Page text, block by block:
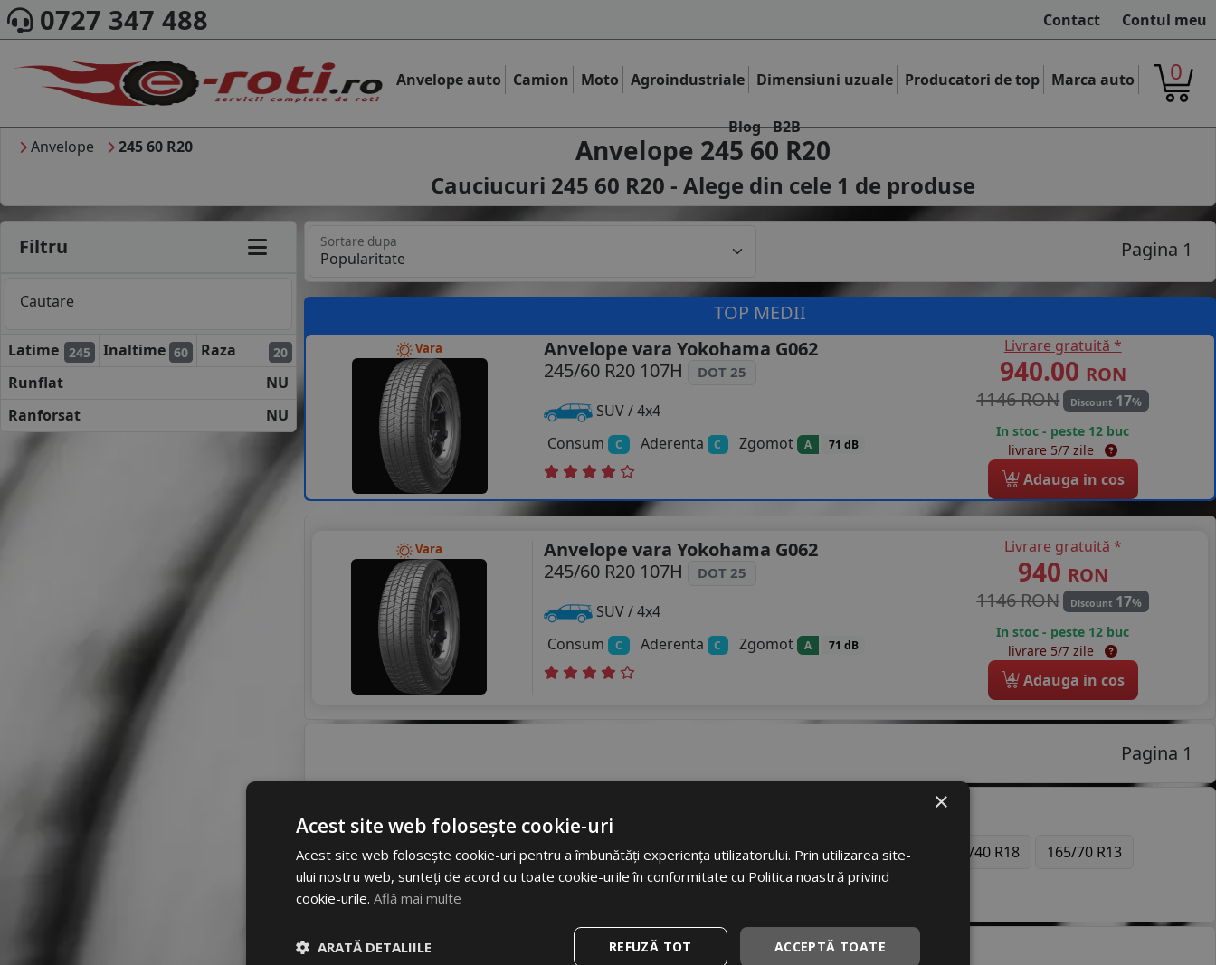
0727 347 488 Contact Contul meu
Anvelope auto Camion Moto Agroindustriale Dimensiuni uzuale Producatori de top Marca auto
Blog B2B
0
Anvelope 245 60 R20 Anvelope 245 60 R20
Cauciucuri 245 60 R20 - Alege din cele 1 de produse
Filtru
Cautare
Latime 245 Inaltime 60 Raza 20
Runflat
NU
Ranforsat
NU
Sortare dupa Pagina 1
TOP MEDII
Vara
Anvelope vara Yokohama G062
245/60 R20 107H
DOT 25
SUV / 4x4
Consum
C Aderenta C Zgomot A 71 dB
Livrare gratuită *
940.00 RON
1146 RON
Discount 17%
In stoc - peste 12 buc
livrare 5/7 zile
4 Adauga in cos
Vara
Anvelope vara Yokohama G062
245/60 R20 107H
DOT 25
SUV / 4x4
Consum
C Aderenta C Zgomot A 71 dB
Livrare gratuită *
940 RON
1146 RON
Discount 17%
In stoc - peste 12 buc
livrare 5/7 zile
4 Adauga in cos
Pagina 1
Dimensiuni uzuale anvelope:
205/55 R16 195/65 R15 225/45 R17 185/60 R14 225/55 R16 245/50 R18 235/40 R18
165/70 R13
Mai multe
Producatori anvelope:
×
Acest site web folosește cookie-uri
Acest site web folosește cookie-uri pentru a îmbunătăți experiența utilizatorului. Prin utilizarea site-
ului nostru web, sunteți de acord cu toate cookie-urile în conformitate cu Politica noastră privind
cookie-urile. Află mai multe
ACCEPTĂ TOATE
REFUZĂ TOT
ARATĂ DETALIILE